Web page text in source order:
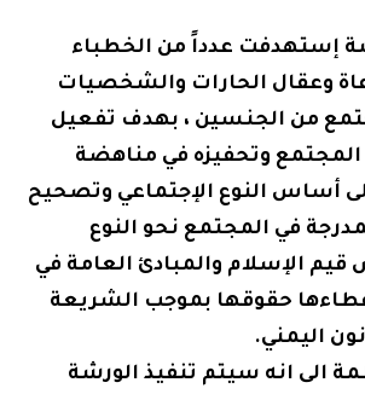
إستهدفت عدداً من الخطباء
وعقال الحارات والشخصيات
من الجنسين ، بهدف تفعيل
المجتمع وتحفيزه في مناهضة
أساس النوع الإجتماعي وتصحيح
في المجتمع نحو النوع
قيم الإسلام والمبادئ العامة في
حقوقها بموجب الشريعة
اليمني.
الى انه سيتم تنفيذ الورشة